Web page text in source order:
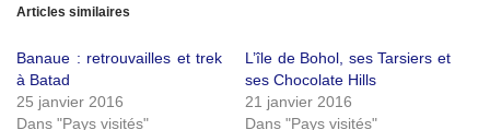
Articles similaires
Banaue : retrouvailles et trek
à Batad
25 janvier 2016
Dans "Pays visités"
L’île de Bohol, ses Tarsiers et
ses Chocolate Hills
21 janvier 2016
Dans "Pays visités"